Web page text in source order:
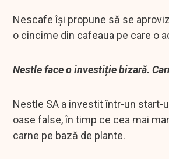
Nescafe își propune să se
o cincime din cafeaua pe care o
Nestle face o investiție bizară.
Nestle SA a investit într-un start-
oase false, în timp ce cea mai
carne pe bază de plante.